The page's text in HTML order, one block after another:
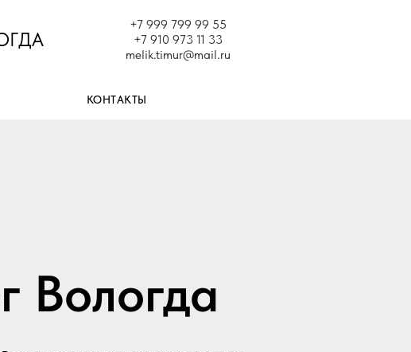
+7 999 799 99 55
+7 910 973 11 33
melik.timur@mail.ru
КОНТАКТЫ
Вологда